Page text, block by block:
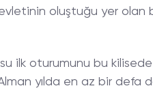
oluştuğu yer olan
ilk oturumunu bu kilisede
yılda en az bir defa